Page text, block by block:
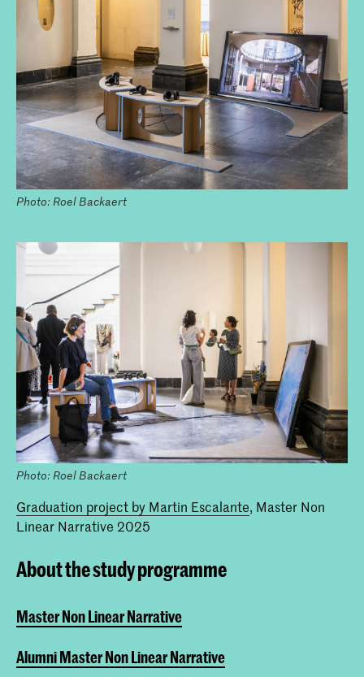
Photo: Roel Backaert
Photo: Roel Backaert
Graduation project by Martin Escalante, Master Non
Linear Narrative 2025
About the study programme
Master Non Linear Narrative
Alumni Master Non Linear Narrative